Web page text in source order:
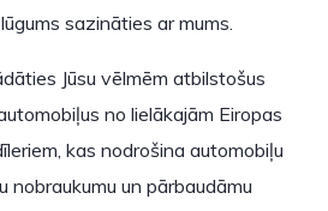
sazināties ar mums.
Jūsu vēlmēm atbilstošus
no lielākajām Eiropas
kas nodrošina automobiļu
nobraukumu un pārbaudāmu